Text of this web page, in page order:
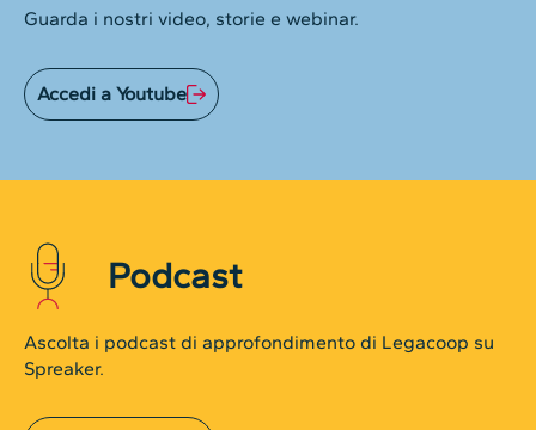
Guarda i nostri video, storie e webinar.
Accedi a Youtube
Podcast
Ascolta i podcast di approfondimento di Legacoop su
Spreaker.